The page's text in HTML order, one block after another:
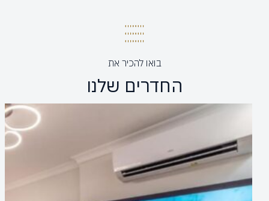
בואו להכיר את
החדרים שלנו